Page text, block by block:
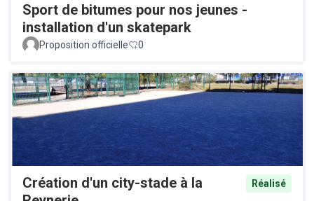
Sport de bitumes pour nos jeunes -
installation d'un skatepark
Proposition officielle 0
Création d'un city-stade à la
Réalisé